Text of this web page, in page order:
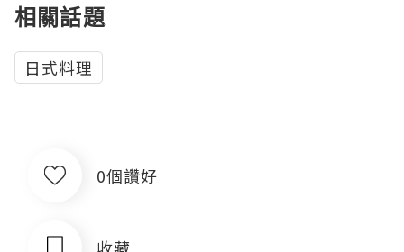
相關話題
日式料理
0個讚好
收藏